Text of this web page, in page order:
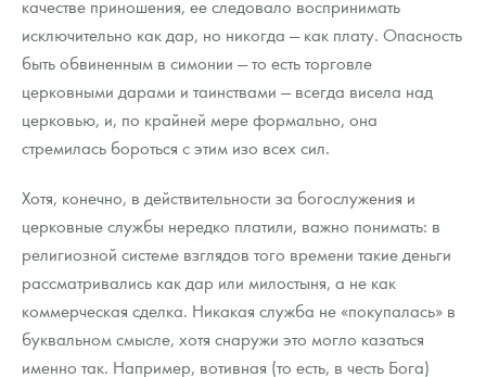
качестве приношения, ее следовало воспринимать
исключительно как дар, но никогда — как плату. Опасность
быть обвиненным в симонии — то есть торговле
церковными дарами и таинствами — всегда висела над
церковью, и, по крайней мере формально, она
стремилась бороться с этим изо всех сил.
Хотя, конечно, в действительности за богослужения и
церковные службы нередко платили, важно понимать: в
религиозной системе взглядов того времени такие деньги
рассматривались как дар или милостыня, а не как
коммерческая сделка. Никакая служба не «покупалась» в
буквальном смысле, хотя снаружи это могло казаться
именно так. Например, вотивная (то есть, в честь Бога)